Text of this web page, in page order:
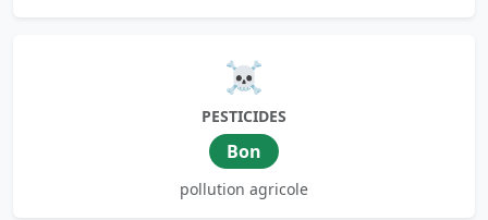
☠️
PESTICIDES
Bon
pollution agricole